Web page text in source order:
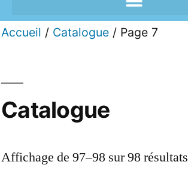
Accueil / Catalogue / Page 7
Catalogue
Affichage de 97–98 sur 98 résultats